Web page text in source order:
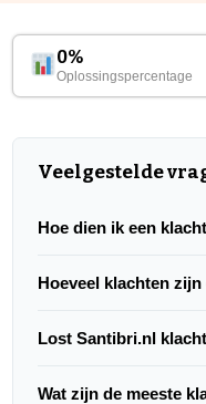
0%
Oplossingspercentage
Veelgestelde
Hoe dien ik een
Hoeveel klachten
Lost Santibri.nl
Wat zijn de meeste